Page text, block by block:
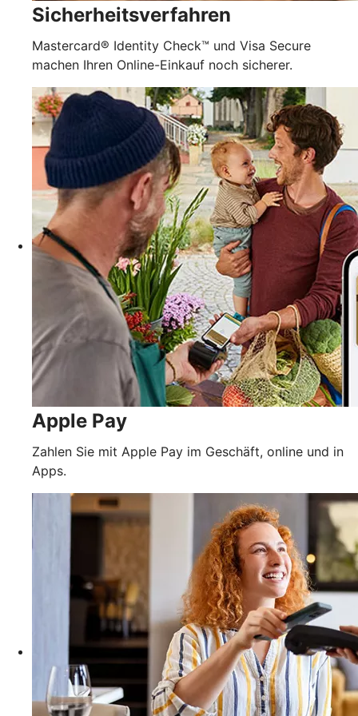
Sicherheitsverfahren
Mastercard® Identity Check™ und Visa Secure
machen Ihren Online-Einkauf noch sicherer.
Apple Pay
Zahlen Sie mit Apple Pay im Geschäft, online und in
Apps.